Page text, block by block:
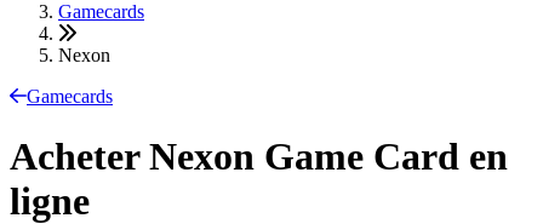
Gamecards
Nexon
Gamecards
Acheter Nexon Game Card en
ligne